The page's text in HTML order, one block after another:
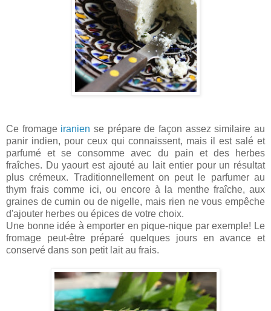
Ce fromageiranien se prépare de façon assez similaire au
panir indien, pour ceux qui connaissent, mais il est salé et
parfumé et se consomme avec du pain et des herbes
fraîches. Du yaourt est ajouté au lait entier pour un résultat
plus crémeux. Traditionnellement on peut le parfumer au
thym frais comme ici, ou encore à la menthe fraîche, aux
graines de cumin ou de nigelle, mais rien ne vous empêche
d'ajouter herbes ou épices de votre choix.
Une bonne idée à emporter en pique-nique par exemple! Le
fromage peut-être préparé quelques jours en avance et
conservé dans son petit lait au frais.